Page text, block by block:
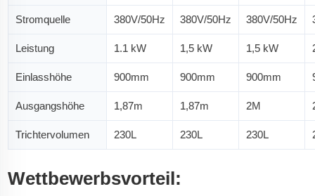
Stromquelle 380V/50Hz 380V/50Hz 380V/50Hz
Leistung 1.1 kW 1,5 kW 1,5 kW
Einlasshöhe 900mm 900mm 900mm
Ausgangshöhe 1,87m 1,87m 2M
Trichtervolumen 230L 230L 230L
Wettbewerbsvorteil: